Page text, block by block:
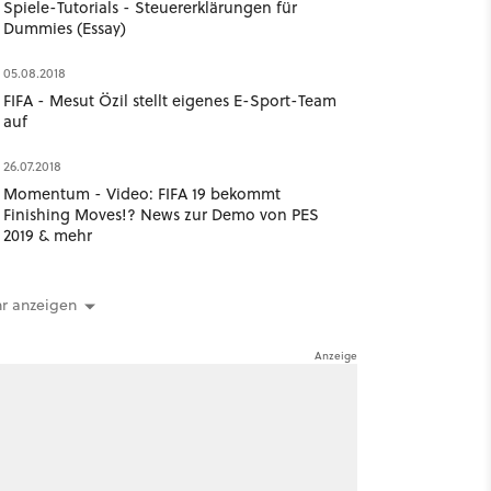
Spiele-Tutorials - Steuererklärungen für
Dummies (Essay)
05.08.2018
FIFA - Mesut Özil stellt eigenes E-Sport-Team
auf
26.07.2018
Momentum - Video: FIFA 19 bekommt
Finishing Moves!? News zur Demo von PES
2019 & mehr
anzeigen